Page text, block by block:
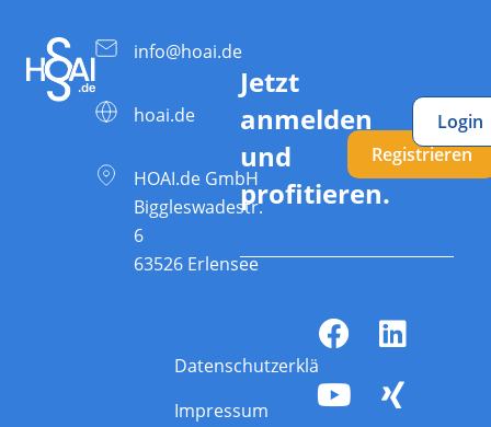
info@hoai.de
hoai.de
HOAI.de GmbH
Biggleswadestr.
6
63526 Erlensee
Jetzt
anmelden
und
profitieren.
Registrieren
Login
Datenschutzerklärung
Impressum